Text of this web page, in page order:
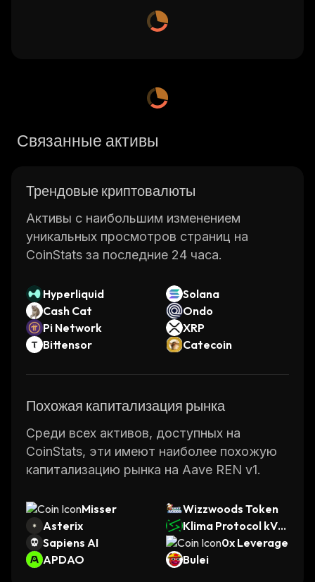
Связанные активы
Трендовые криптовалюты
Активы с наибольшим изменением
уникальных просмотров страниц на
CoinStats за последние 24 часа.
Hyperliquid
Solana
Cash Cat
Ondo
Pi Network
XRP
Bittensor
Catecoin
Похожая капитализация рынка
Среди всех активов, доступных на
CoinStats, эти имеют наиболее похожую
капитализацию рынка на Aave REN v1.
Misser
Wizzwoods Token
Asterix
Klima Protocol kVC
M
Sapiens AI
0x Leverage
APDAO
Bulei